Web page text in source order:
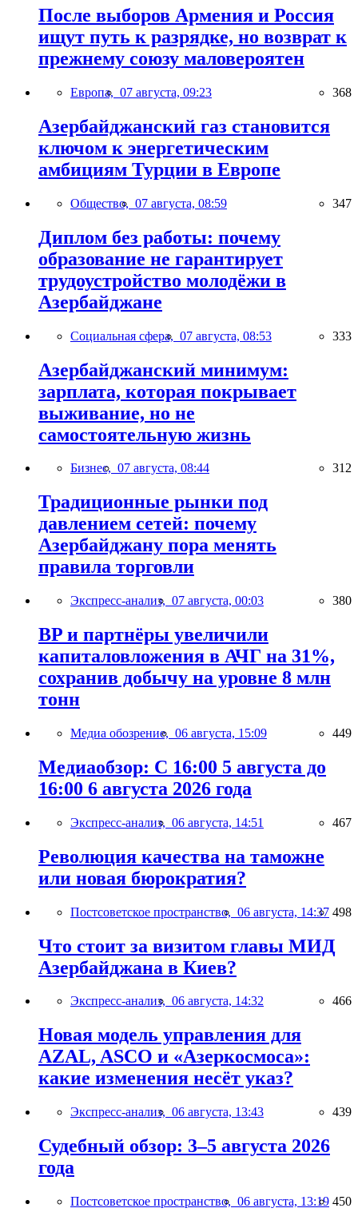
После выборов Армения и Россия
ищут путь к разрядке, но возврат к
прежнему союзу маловероятен
Европа, 07 августа, 09:23 368
Азербайджанский газ становится
ключом к энергетическим
амбициям Турции в Европе
Общество, 07 августа, 08:59 347
Диплом без работы: почему
образование не гарантирует
трудоустройство молодёжи в
Азербайджане
Социальная сфера, 07 августа, 08:53 333
Азербайджанский минимум:
зарплата, которая покрывает
выживание, но не
самостоятельную жизнь
Бизнес, 07 августа, 08:44 312
Традиционные рынки под
давлением сетей: почему
Азербайджану пора менять
правила торговли
Экспресс-анализ, 07 августа, 00:03 380
BP и партнёры увеличили
капиталовложения в АЧГ на 31%,
сохранив добычу на уровне 8 млн
тонн
Медиа обозрение, 06 августа, 15:09 449
Медиаобзор: С 16:00 5 августа до
16:00 6 августа 2026 года
Экспресс-анализ, 06 августа, 14:51 467
Революция качества на таможне
или новая бюрократия?
Постсоветское пространство, 06 августа, 14:37 498
Что стоит за визитом главы МИД
Азербайджана в Киев?
Экспресс-анализ, 06 августа, 14:32 466
Новая модель управления для
AZAL, ASCO и «Азеркосмоса»:
какие изменения несёт указ?
Экспресс-анализ, 06 августа, 13:43 439
Судебный обзор: 3–5 августа 2026
года
Постсоветское пространство, 06 августа, 13:19 450